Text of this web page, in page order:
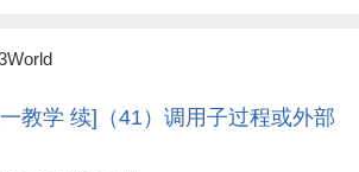
教学 续]（41）调用子过程或外部